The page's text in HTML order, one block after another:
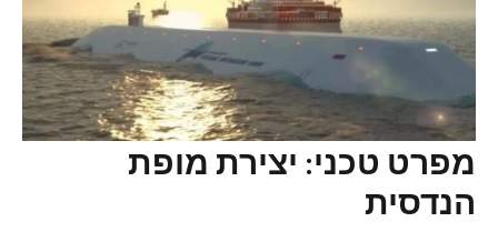
מפרט טכני: יצירת מופת
הנדסית